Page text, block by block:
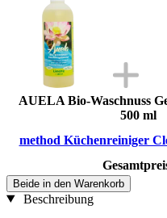
AUELA Bio-Waschnuss
500 ml
method Küchenreiniger
Beide in den Warenkorb
Beschreibung